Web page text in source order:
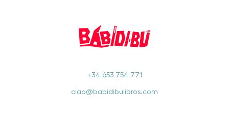
+34 653 754 771
ciao@babidibulibros.com